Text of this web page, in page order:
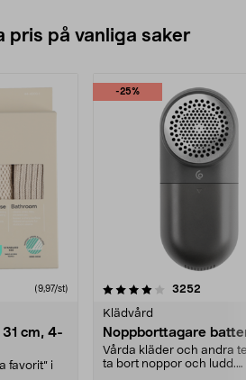
pris på vanliga saker
(9,97/st)
cm, 4-
favorit” i
-25%
3252
Klädvård
Noppborttagare
Vårda kläder och andra
ta bort noppor och ludd.
4.5av 5 stjärnor